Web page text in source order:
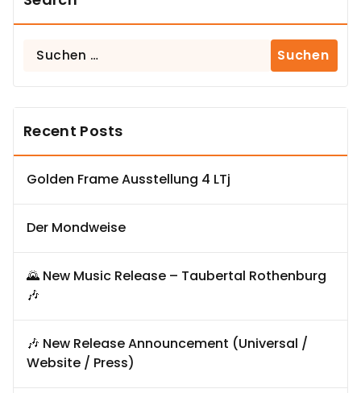
Suchen
Recent Posts
Golden Frame Ausstellung 4 LTj
Der Mondweise
🌄 New Music Release – Taubertal Rothenburg
🎶
🎶 New Release Announcement (Universal /
Website / Press)